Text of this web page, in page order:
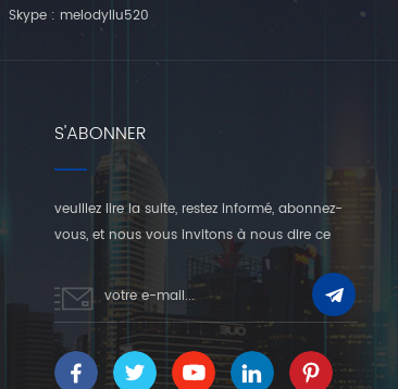
Skype : melodyliu520
S'ABONNER
veuillez lire la suite, restez informé, abonnez-
vous, et nous vous invitons à nous dire ce
que vous en pensez.